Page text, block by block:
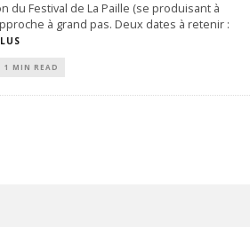
du Festival de La Paille (se produisant à
à grand pas. Deux dates à retenir :
1 MIN READ